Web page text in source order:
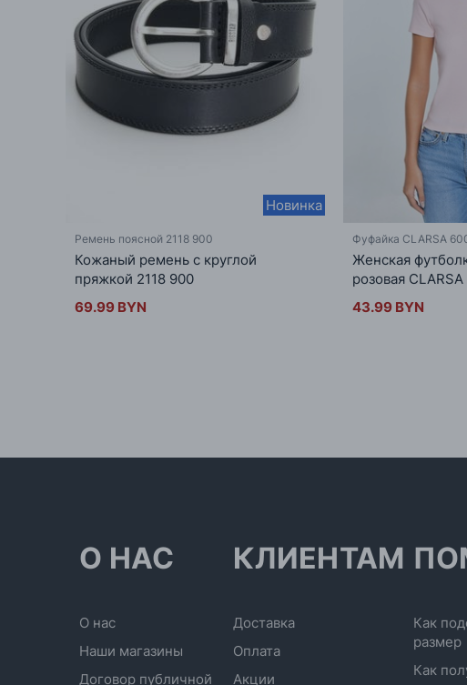
Новинка
Ремень поясной 2118 900
Кожаный ремень с круглой
пряжкой 2118 900
69.99 BYN
Фуфайка CLARSA
Женская
розовая
43.99 BYN
О НАС
О нас
Наши магазины
Договор публичной
КЛИЕНТАМ
Доставка
Оплата
Акции
Как
размер
Как